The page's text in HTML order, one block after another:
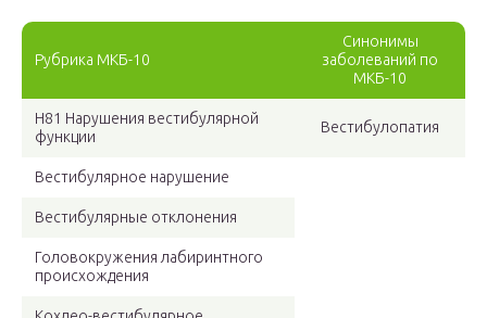
Рубрика МКБ-10
Синонимы
заболеваний по
МКБ-10
H81 Нарушения вестибулярной
функции
Вестибулопатия
Вестибулярное нарушение
Вестибулярные отклонения
Головокружения лабиринтного
происхождения